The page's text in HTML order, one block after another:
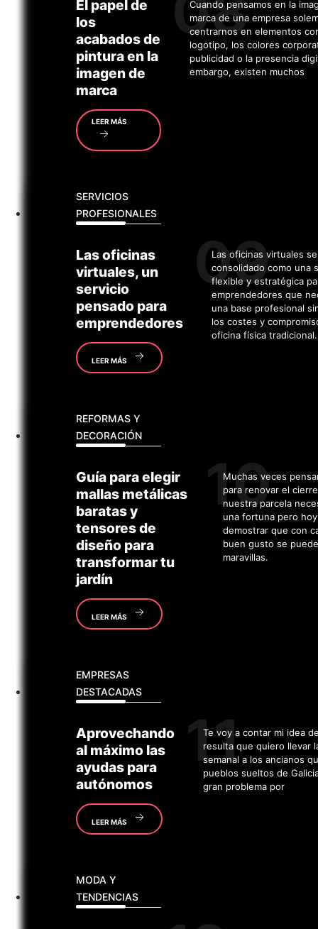
El papel de
los
acabados de
pintura en la
imagen de
marca
LEER MÁS
Cuando pensamos en la
marca de una empresa
centrarnos en elementos
logotipo, los colores
publicidad o la presencia
embargo, existen muchos
SERVICIOS
PROFESIONALES
Lasoficinas
virtuales, un
servicio
pensado para
emprendedores
LEER MÁS
Las oficinas virtuales
consolidado como una
flexible y estratégica
emprendedores que
una base profesional
los costes y
oficina física tradicional.
REFORMAS Y
DECORACIÓN
Guía para elegir
mallas metálicas
baratas y
tensores de
diseño para
transformar tu
jardín
LEER MÁS
Muchas veces
para renovar el
nuestra parcela
una fortuna pero
demostrar que con
buen gusto se
maravillas.
EMPRESAS
DESTACADAS
Aprovechando
al máximo las
ayudas para
autónomos
LEER MÁS
Te voy a contar mi idea
resulta que quiero llevar
semanal a los ancianos
pueblos sueltos de
gran problema por
MODA Y
TENDENCIAS